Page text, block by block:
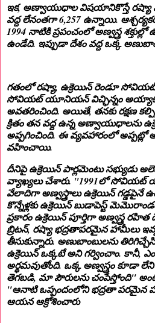
ఇక, అణ్వాయుధాల విషయానికొస్తే రష్యా
వద్ద లేనంతగా 6,257 ఉన్నాయి.
1994 నాటికి ప్రపంచంలో అణ్వస్త్ర
ఉండేది. ఇప్పుడా దేశం వద్ద ఒక్క
గతంలో రష్యా, ఉక్రెయిన్ రెండూ
సోవియట్ యూనియన్ విచ్ఛిన్నం అయ్యాక
అవతరించింది. అయితే, తనకు రక్షణ
క్రితం తన వద్ద ఉన్న అణ్వాయుధాలను
అప్పగించింది. ఈ వ్యవహారంలో అప్పట్లో
వహించాయి.
దీనిపై ఉక్రెయిన్ పార్లమెంటు సభ్యుడు
వ్యాఖ్యలు చేశారు. "1991లో సోవియట్
వేలాదిగా అణ్వస్త్రాలు ఉక్రెయిన్
కొన్నేళ్లకు ఉక్రెయిన్ బుడాపెస్ట్
ప్రకారం ఉక్రెయిన్ పూర్తిగా అణ్వస్త్ర
బ్రిటన్, రష్యా భద్రతాపరమైన హామీలు
తీసుకున్నారు. అణుబాంబులను
ఉక్రెయిన్ ఒక్కటే అని గర్వించాం. కానీ,
అర్థమవుతోంది. ఒక్క అణ్వస్త్రం కూడా
తెగబడి, మా పౌరులను చంపేస్తోంది"
"ఆనాటి ఒప్పందంలోని భద్రతా పరమైన
ఆయన ఆక్రోశించారు